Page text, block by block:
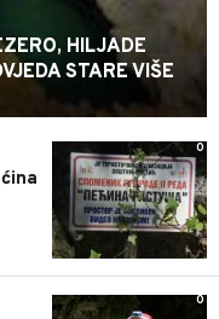
HILJADE
STARE VIŠE
0
0